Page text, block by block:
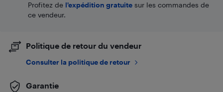
Profitez de l'expédition gratuite sur les commandes de
ce vendeur.
Politique de retour du vendeur
Consulter la politique de retour
Garantie